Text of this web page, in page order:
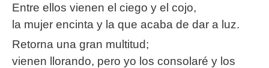
Entre ellos vienen el ciego y el cojo,
la mujer encinta y la que acaba de dar a luz.
Retorna una gran multitud;
vienen llorando, pero yo los consolaré y los